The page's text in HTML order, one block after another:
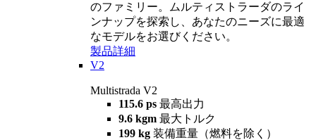
のファミリー。ムルティストラーダのライ
ンナップを探索し、あなたのニーズに最適
なモデルをお選びください。
製品詳細
V2
Multistrada V2
115.6 ps 最高出力
9.6 kgm 最大トルク
199 kg 装備重量（燃料を除く）